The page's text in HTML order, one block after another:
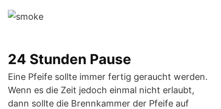
24 Stunden Pause
Eine Pfeife sollte immer fertig geraucht werden.
Wenn es die Zeit jedoch einmal nicht erlaubt,
dann sollte die Brennkammer der Pfeife auf